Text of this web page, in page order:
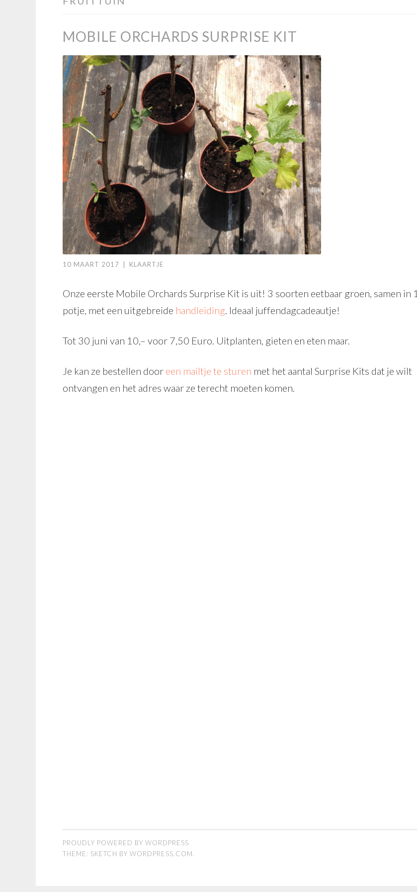
MOBILE ORCHARDS SURPRISE KIT
10 MAART 2017 KLAARTJE
Onze eerste Mobile Orchards Surprise Kit is uit! 3 soorten eetbaar groen, samen in 1
potje, met een uitgebreide handleiding. Ideaal juffendagcadeautje!
Tot 30 juni van 10,– voor 7,50 Euro. Uitplanten, gieten en eten maar.
Je kan ze bestellen door een mailtje te sturen met het aantal Surprise Kits dat je wilt
ontvangen en het adres waar ze terecht moeten komen.
PROUDLY POWERED BY WORDPRESS
THEME: SKETCH BY WORDPRESS.COM